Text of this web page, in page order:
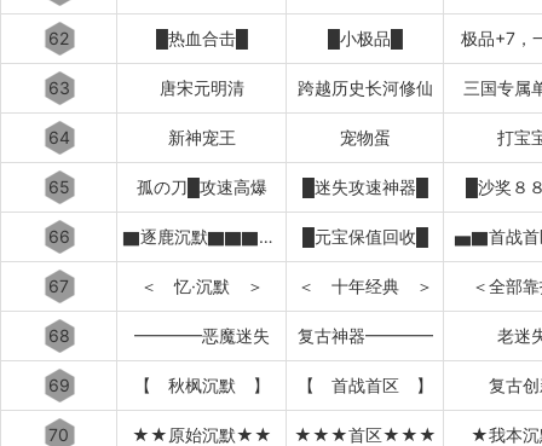
62 █热血合击█ █小极品█ 极品+7，
63 唐宋元明清 跨越历史长河修仙 三国专属
64 新神宠王 宠物蛋 打宝
65 孤の刀█攻速高爆 █迷失攻速神器█ █沙奖８
66 ▇逐鹿沉默▇▇▇▇▇▇▇▇▇▇ █元宝保值回收█ ▅▇首战
67 ＜ 忆·沉默 ＞ ＜ 十年经典 ＞ ＜全部
68 ━━━━恶魔迷失 复古神器━━━━ 老迷
69 【 秋枫沉默 】 【 首战首区 】 复古
70 ★★原始沉默★★ ★★★首区★★★ ★我本